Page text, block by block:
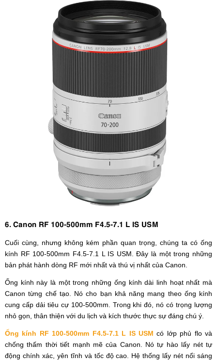
6. Canon RF 100-500mm F4.5-7.1 L IS USM
Cuối cùng, nhưng không kém phần quan trọng, chúng ta có ống
kính RF 100-500mm F4.5-7.1 L IS USM. Đây là một trong những
bản phát hành dòng RF mới nhất và thú vị nhất của Canon.
Ống kính này là một trong những ống kính dài linh hoạt nhất mà
Canon từng chế tạo. Nó cho bạn khả năng mang theo ống kính
cung cấp dải tiêu cự 100-500mm. Trong khi đó, nó có trọng lượng
nhỏ gọn, thân thiện với du lịch và kích thước thực sự đáng chú ý.
Ống kính RF 100-500mm F4.5-7.1 L IS USM có lớp phủ flo và
chống thấm thời tiết mạnh mẽ của Canon. Nó tự hào lấy nét tự
động chính xác, yên tĩnh và tốc độ cao. Hệ thống lấy nét nổi sáng